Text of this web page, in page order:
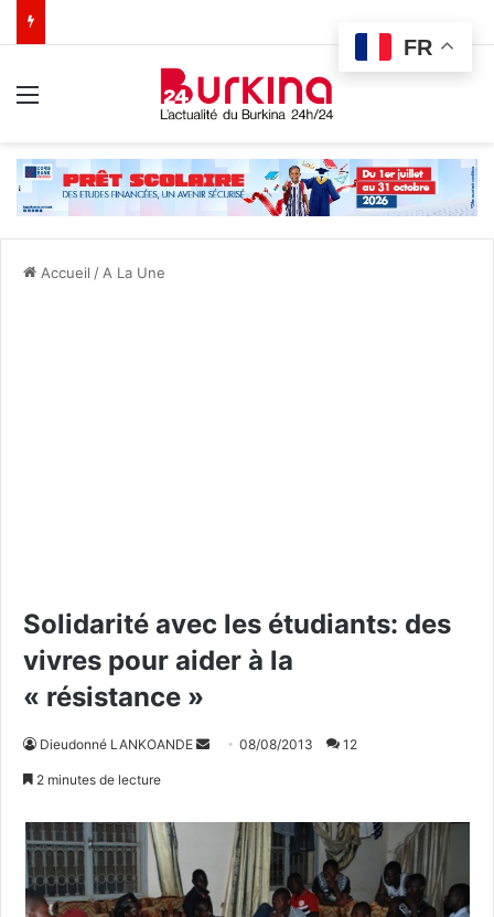
Accueil / A La Une
Solidarité avec les étudiants: des
vivres pour aider à la
« résistance »
Dieudonné LANKOANDE
o
r
08/08/2013 12
2 minutes de lecture
FR